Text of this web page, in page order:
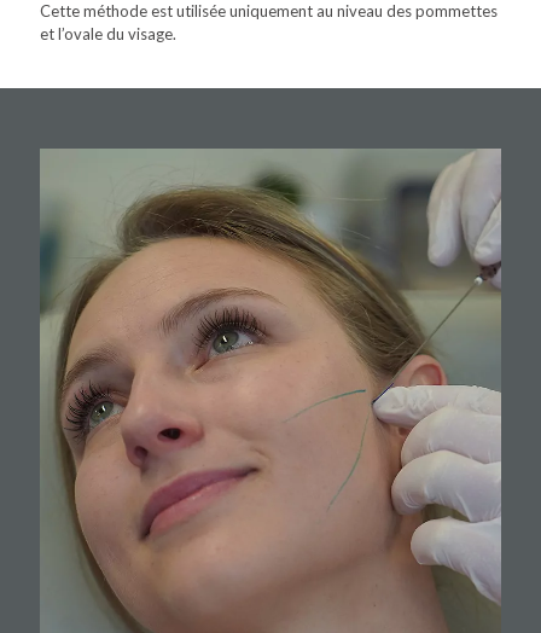
Cette méthode est utilisée uniquement au niveau des pommettes
et l’ovale du visage.